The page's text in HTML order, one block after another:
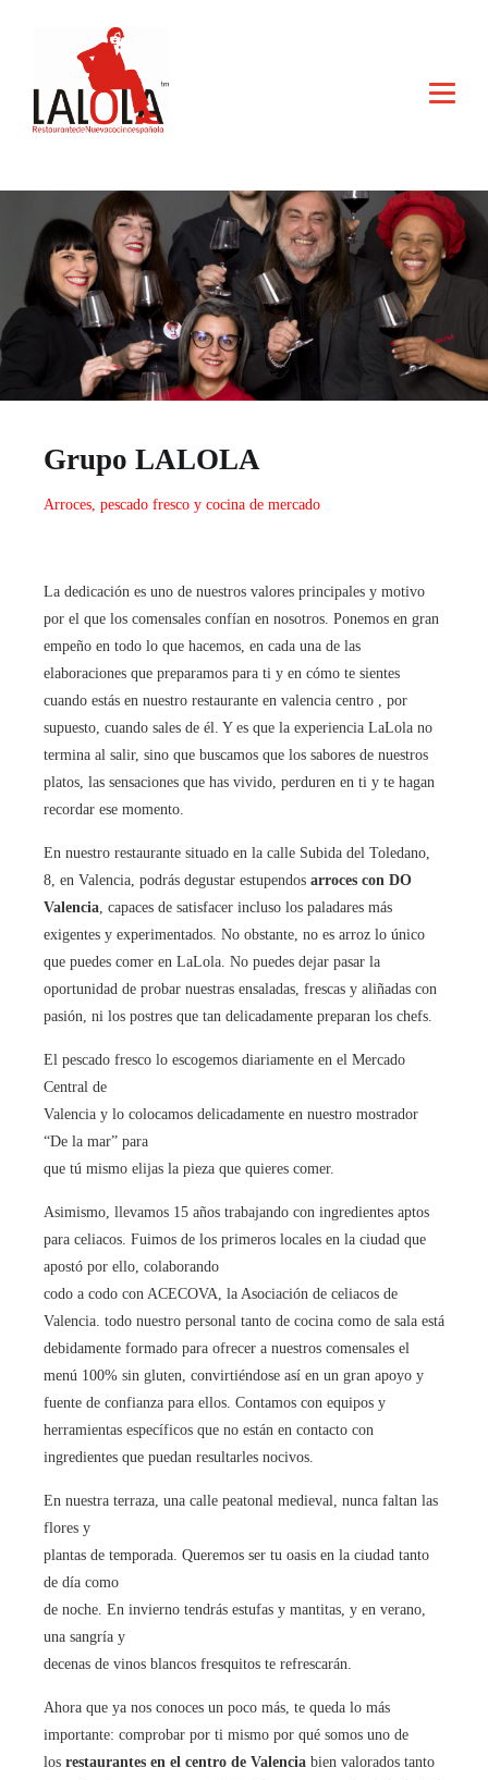
Grupo LALOLA
Arroces, pescado fresco y cocina de mercado
La dedicación es uno de nuestros valores principales y motivo
por el que los comensales confían en nosotros. Ponemos en gran
empeño en todo lo que hacemos, en cada una de las
elaboraciones que preparamos para ti y en cómo te sientes
cuando estás en nuestro restaurante en valencia centro , por
supuesto, cuando sales de él. Y es que la experiencia LaLola no
termina al salir, sino que buscamos que los sabores de nuestros
platos, las sensaciones que has vivido, perduren en ti y te hagan
recordar ese momento.
En nuestro restaurante situado en la calle Subida del Toledano,
8, en Valencia, podrás degustar estupendos arroces con DO
Valencia, capaces de satisfacer incluso los paladares más
exigentes y experimentados. No obstante, no es arroz lo único
que puedes comer en LaLola. No puedes dejar pasar la
oportunidad de probar nuestras ensaladas, frescas y aliñadas con
pasión, ni los postres que tan delicadamente preparan los chefs.
El pescado fresco lo escogemos diariamente en el Mercado
Central de
Valencia y lo colocamos delicadamente en nuestro mostrador
“De la mar” para
que tú mismo elijas la pieza que quieres comer.
Asimismo, llevamos 15 años trabajando con ingredientes aptos
para celiacos. Fuimos de los primeros locales en la ciudad que
apostó por ello, colaborando
codo a codo con ACECOVA, la Asociación de celiacos de
Valencia. todo nuestro personal tanto de cocina como de sala está
debidamente formado para ofrecer a nuestros comensales el
menú 100% sin gluten, convirtiéndose así en un gran apoyo y
fuente de confianza para ellos. Contamos con equipos y
herramientas específicos que no están en contacto con
ingredientes que puedan resultarles nocivos.
En nuestra terraza, una calle peatonal medieval, nunca faltan las
flores y
plantas de temporada. Queremos ser tu oasis en la ciudad tanto
de día como
de noche. En invierno tendrás estufas y mantitas, y en verano,
una sangría y
decenas de vinos blancos fresquitos te refrescarán.
Ahora que ya nos conoces un poco más, te queda lo más
importante: comprobar por ti mismo por qué somos uno de
los restaurantes en el centro de Valencia bien valorados tanto